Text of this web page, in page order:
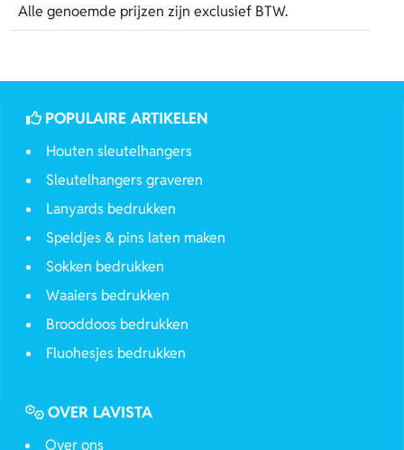
Alle genoemde prijzen zijn exclusief BTW.
POPULAIRE ARTIKELEN
Houten sleutelhangers
Sleutelhangers graveren
Lanyards bedrukken
Speldjes & pins laten maken
Sokken bedrukken
Waaiers bedrukken
Brooddoos bedrukken
Fluohesjes bedrukken
OVER LAVISTA
Over ons